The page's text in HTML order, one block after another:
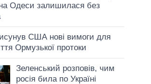
Одеси залишилася без
США нові вимоги для
Ормузької протоки
Зеленський розповів, чим
росія била по Україні